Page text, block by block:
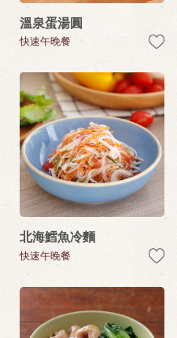
溫泉蛋湯圓
快速午晚餐
北海鱈魚冷麵
快速午晚餐